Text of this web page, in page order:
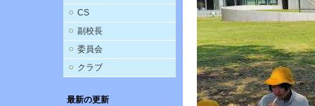
CS
副校長
委員会
クラブ
最新の更新